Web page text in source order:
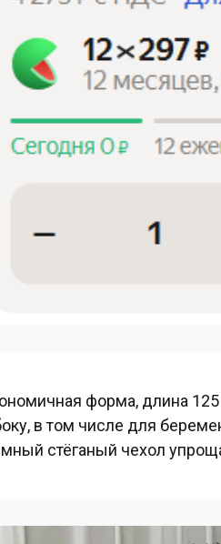
форма, длина
в том числе для
стёганый чехол